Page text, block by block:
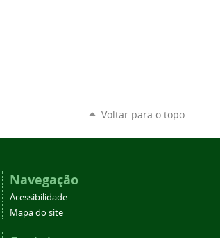
Voltar para o topo
Navegação
Acessibilidade
Mapa do site